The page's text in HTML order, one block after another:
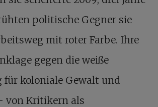
politische Gegner sie
mit roter Farbe. Ihre
gegen die weiße
für koloniale Gewalt und
von Kritikern als